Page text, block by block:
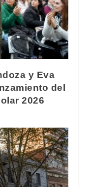
y Eva
del
2026